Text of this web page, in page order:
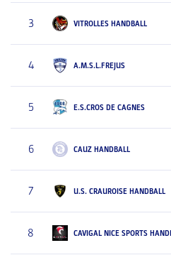
3 VITROLLES HANDBALL
4 A.M.S.L.FREJUS
5 E.S.CROS DE CAGNES
6 CAUZ HANDBALL
7 U.S. CRAUROISE HANDBALL
8 CAVIGAL NICE SPORTS